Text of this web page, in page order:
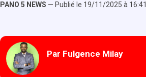
PANO 5 NEWS — Publié le 19/11/2025 à 16:41
Par Fulgence Milay